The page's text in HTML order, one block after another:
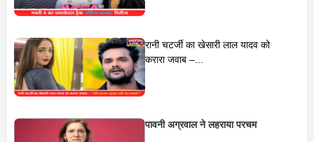
रानी चटर्जी का खेसारी लाल यादव को
करारा जवाब –...
पावनी अग्रवाल ने लहराया परचम